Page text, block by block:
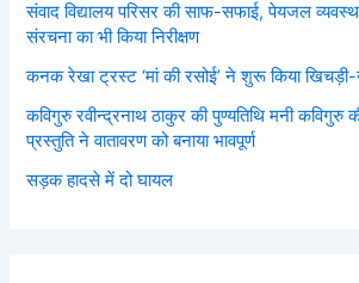
संवाद विद्यालय परिसर की साफ-सफाई, पेयजल
संरचना का भी किया निरीक्षण
कनक रेखा ट्रस्ट ‘मां की रसोई’ ने शुरू किया खिचड़ी-
कविगुरु रवीन्द्रनाथ ठाकुर की पुण्यतिथि मनी कविगुरु
प्रस्तुति ने वातावरण को बनाया भावपूर्ण
सड़क हादसे में दो घायल